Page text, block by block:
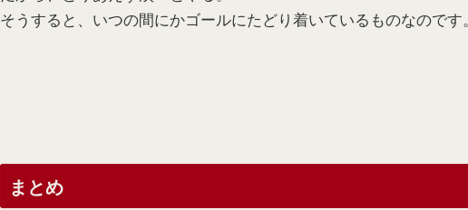
そうすると、いつの間にかゴールにたどり着いているものなのです。
まとめ